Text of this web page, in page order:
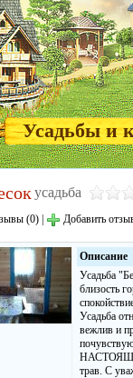
Усадьбы и
усадьба
(0) Добавить
Описание
Усадьба
близость
Усадьба
вежлив и
НАСТОЯЩАЯ
трав. С